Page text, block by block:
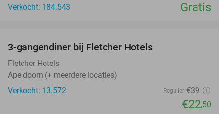
Verkocht: 184.543
Gratis
3-gangendiner bij Fletcher Hotels
Fletcher Hotels
Apeldoorn (+ meerdere locaties)
Verkocht: 13.572
Regulier €39
€22,50